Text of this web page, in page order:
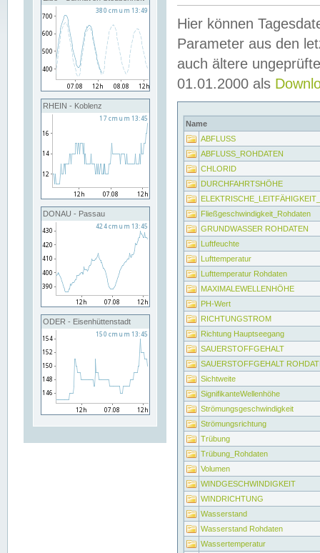
RHEIN - Koblenz
DONAU - Passau
ODER - Eisenhüttenstadt
Hier können
Parameter aus den
auch ältere
01.01.2000 als
Name
ABFLUSS
ABFLUSS_ROHDATEN
CHLORID
DURCHFAHRTSHÖHE
Fließgeschwindigkeit_Rohdaten
GRUNDWASSER ROHDATEN
Luftfeuchte
Lufttemperatur
Lufttemperatur Rohdaten
MAXIMALEWELLENHÖHE
PH-Wert
RICHTUNGSTROM
Richtung Hauptseegang
SAUERSTOFFGEHALT
SAUERSTOFFGEHALT
Sichtweite
SignifikanteWellenhöhe
Strömungsgeschwindigkeit
Strömungsrichtung
Trübung
Trübung_Rohdaten
Volumen
WINDGESCHWINDIGKEIT
WINDRICHTUNG
Wasserstand
Wasserstand Rohdaten
Wassertemperatur